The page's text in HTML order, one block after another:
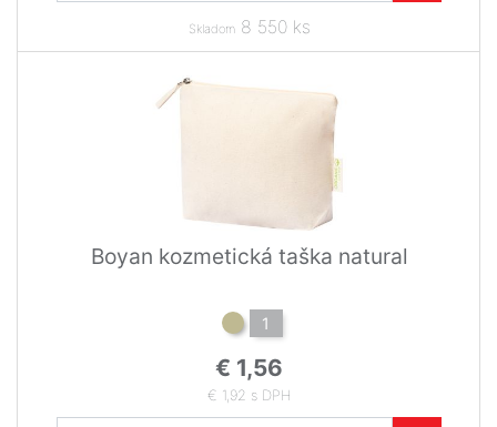
Skladom8 550 ks
Boyan kozmetická taška natural
1
€ 1,56
€ 1,92 s DPH